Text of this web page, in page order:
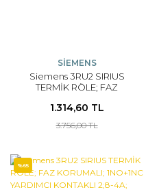
SİEMENS
Siemens 3RU2 SIRIUS
TERMİK RÖLE; FAZ
YARDIMCI KONTAKLI 3;5-
5A; BOY S00
1.314,60 TL
3.756,00 TL
%65